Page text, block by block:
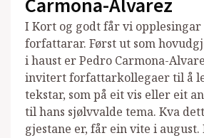
Carmona-Alvarez
I Kort og godt får vi
forfattarar. Først ut som
i haust er Pedro Carmona-
invitert forfattarkollegaer til å
tekstar, som på eit vis eller eit
til hans sjølvvalde tema. Kva
gjestane er, får ein vite i august.